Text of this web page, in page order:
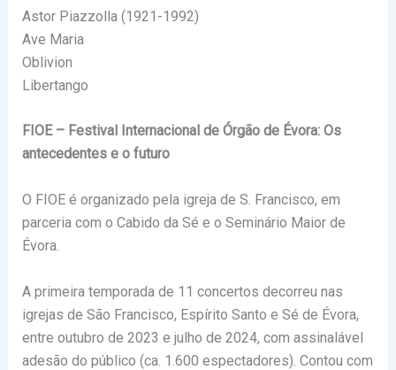
Astor Piazzolla (1921-1992)
Ave Maria
Oblivion
Libertango
FIOE – Festival Internacional de Órgão de Évora: Os
antecedentes e o futuro
O FIOE é organizado pela igreja de S. Francisco, em
parceria com o Cabido da Sé e o Seminário Maior de
Évora.
A primeira temporada de 11 concertos decorreu nas
igrejas de São Francisco, Espírito Santo e Sé de Évora,
entre outubro de 2023 e julho de 2024, com assinalável
adesão do público (ca. 1.600 espectadores). Contou com